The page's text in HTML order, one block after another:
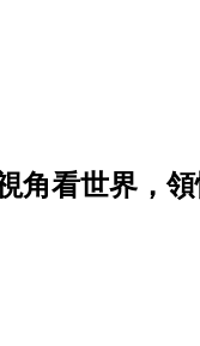
角看世界，